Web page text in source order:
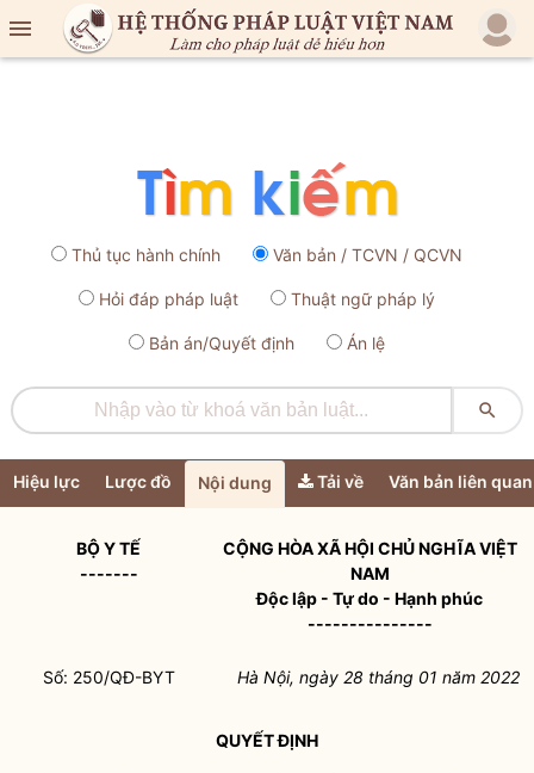

Thủ tục hành chính Văn bản / TCVN / QCVN
Hỏi đáp pháp luật Thuật ngữ pháp lý
Bản án/Quyết định Án lệ

Hiệu lực Lược đồ Nội dung Tải về Văn bản liên quan
BỘ Y TẾ
-------
CỘNG HÒA XÃ HỘI CHỦ NGHĨA VIỆT
NAM
Độc lập - Tự do - Hạnh phúc
---------------
Số: 250/QĐ-BYT Hà Nội, ngày 28 tháng 01 năm 2022
QUYẾT ĐỊNH